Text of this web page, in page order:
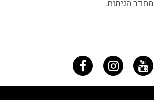
הניתוח.